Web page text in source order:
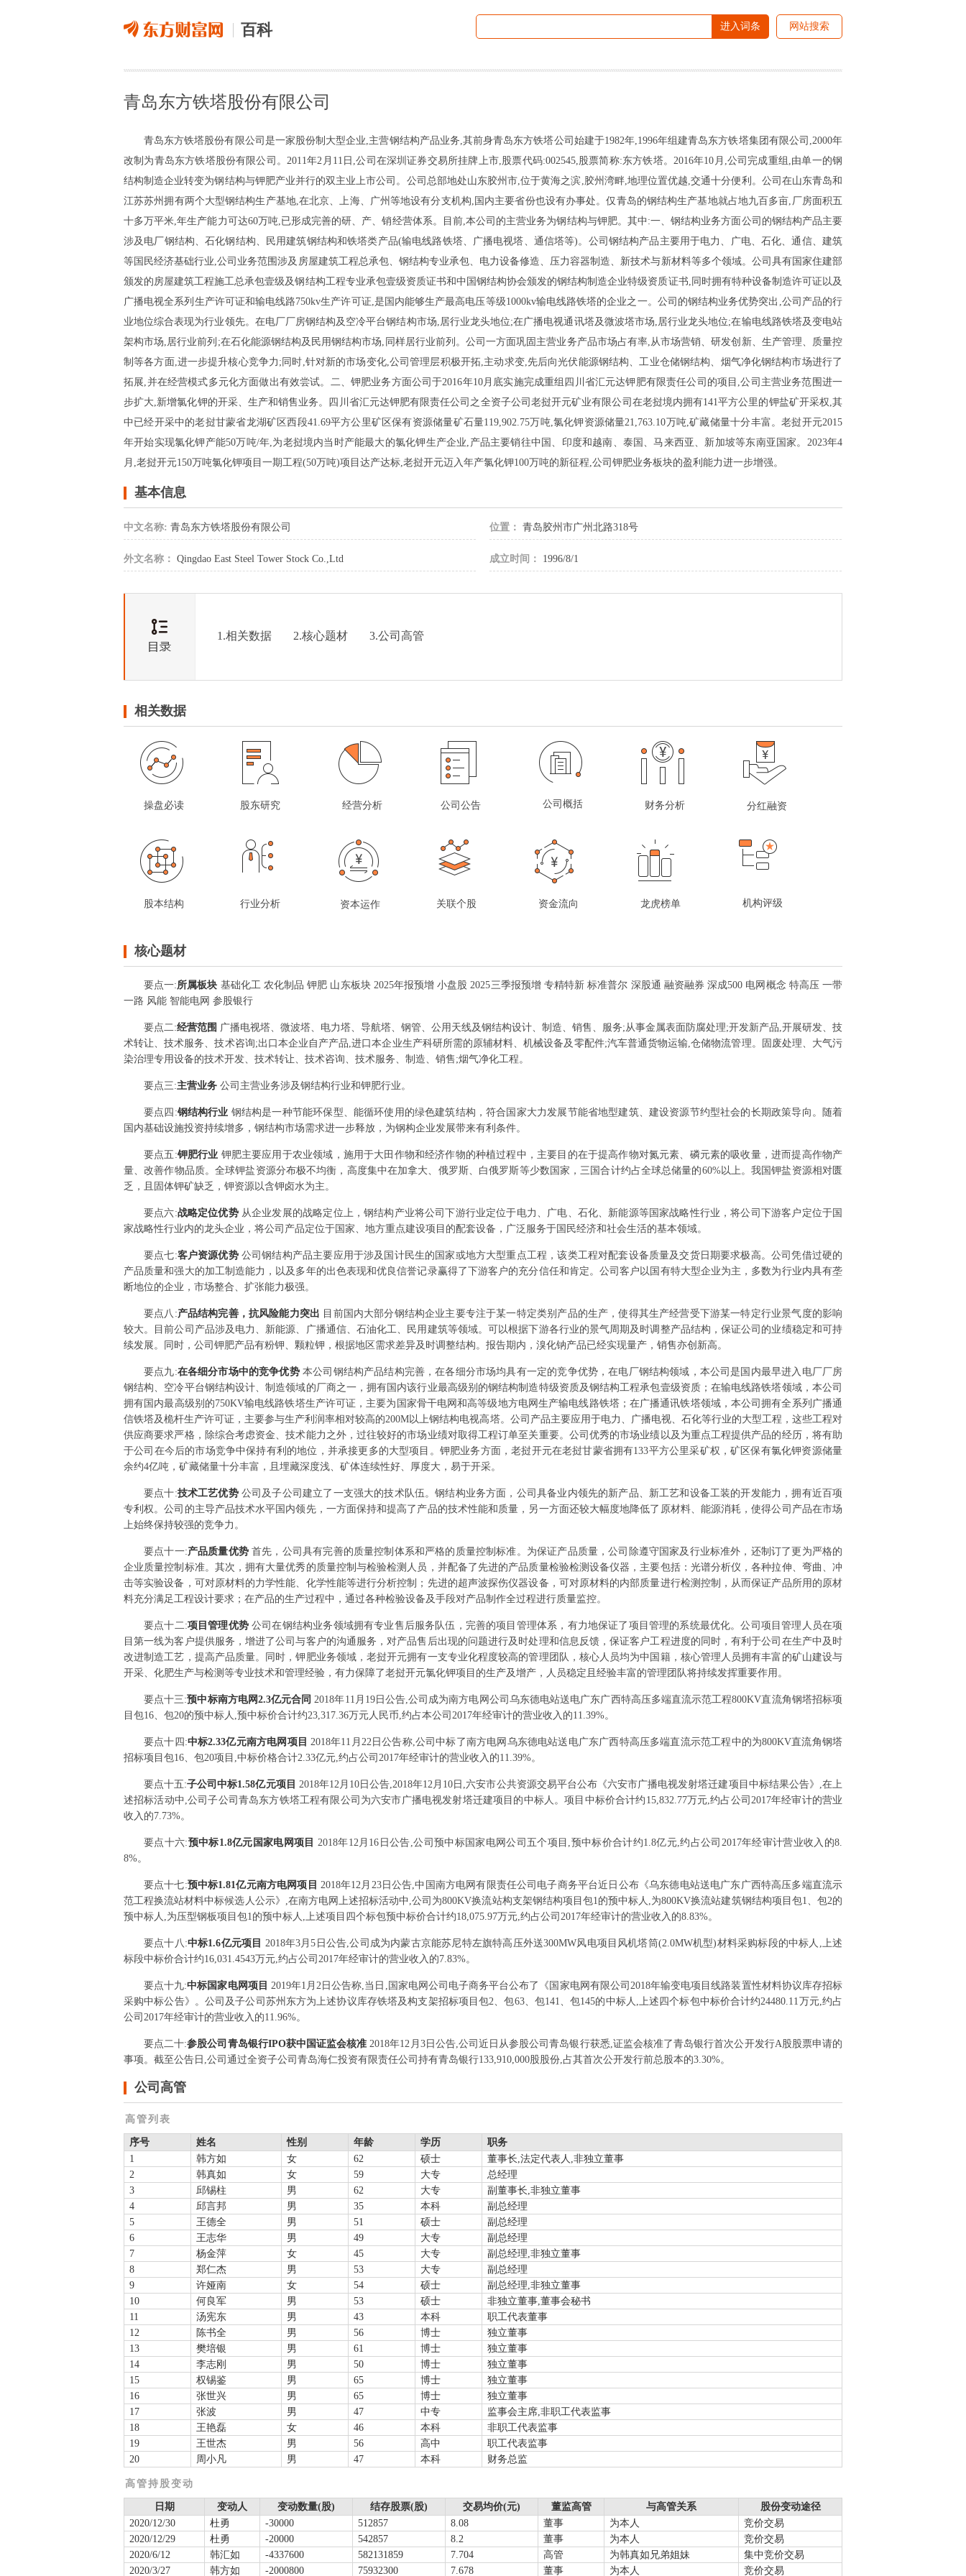
百科 进入词条 网站搜索
青岛东方铁塔股份有限公司
青岛东方铁塔股份有限公司是一家股份制大型企业,主营钢结构产品业务,其前身青岛东方铁塔公司始建于1982年,1996年组建青岛东方铁塔集团有限公司,2000年
改制为青岛东方铁塔股份有限公司。2011年2月11日,公司在深圳证券交易所挂牌上市,股票代码:002545,股票简称:东方铁塔。2016年10月,公司完成重组,由单一的钢
结构制造企业转变为钢结构与钾肥产业并行的双主业上市公司。公司总部地处山东胶州市,位于黄海之滨,胶州湾畔,地理位置优越,交通十分便利。公司在山东青岛和
江苏苏州拥有两个大型钢结构生产基地,在北京、上海、广州等地设有分支机构,国内主要省份也设有办事处。仅青岛的钢结构生产基地就占地九百多亩,厂房面积五
十多万平米,年生产能力可达60万吨,已形成完善的研、产、销经营体系。目前,本公司的主营业务为钢结构与钾肥。其中:一、钢结构业务方面公司的钢结构产品主要
涉及电厂钢结构、石化钢结构、民用建筑钢结构和铁塔类产品(输电线路铁塔、广播电视塔、通信塔等)。公司钢结构产品主要用于电力、广电、石化、通信、建筑
等国民经济基础行业,公司业务范围涉及房屋建筑工程总承包、钢结构专业承包、电力设备修造、压力容器制造、新技术与新材料等多个领域。公司具有国家住建部
颁发的房屋建筑工程施工总承包壹级及钢结构工程专业承包壹级资质证书和中国钢结构协会颁发的钢结构制造企业特级资质证书,同时拥有特种设备制造许可证以及
广播电视全系列生产许可证和输电线路750kv生产许可证,是国内能够生产最高电压等级1000kv输电线路铁塔的企业之一。公司的钢结构业务优势突出,公司产品的行
业地位综合表现为行业领先。在电厂厂房钢结构及空冷平台钢结构市场,居行业龙头地位;在广播电视通讯塔及微波塔市场,居行业龙头地位;在输电线路铁塔及变电站
架构市场,居行业前列;在石化能源钢结构及民用钢结构市场,同样居行业前列。公司一方面巩固主营业务产品市场占有率,从市场营销、研发创新、生产管理、质量控
制等各方面,进一步提升核心竞争力;同时,针对新的市场变化,公司管理层积极开拓,主动求变,先后向光伏能源钢结构、工业仓储钢结构、烟气净化钢结构市场进行了
拓展,并在经营模式多元化方面做出有效尝试。二、钾肥业务方面公司于2016年10月底实施完成重组四川省汇元达钾肥有限责任公司的项目,公司主营业务范围进一
步扩大,新增氯化钾的开采、生产和销售业务。四川省汇元达钾肥有限责任公司之全资子公司老挝开元矿业有限公司在老挝境内拥有141平方公里的钾盐矿开采权,其
中已经开采中的老挝甘蒙省龙湖矿区西段41.69平方公里矿区保有资源储量矿石量119,902.75万吨,氯化钾资源储量21,763.10万吨,矿藏储量十分丰富。老挝开元2015
年开始实现氯化钾产能50万吨/年,为老挝境内当时产能最大的氯化钾生产企业,产品主要销往中国、印度和越南、泰国、马来西亚、新加坡等东南亚国家。2023年4
月,老挝开元150万吨氯化钾项目一期工程(50万吨)项目达产达标,老挝开元迈入年产氯化钾100万吨的新征程,公司钾肥业务板块的盈利能力进一步增强。
基本信息
中文名称: 青岛东方铁塔股份有限公司 位置： 青岛胶州市广州北路318号
外文名称： Qingdao East Steel Tower Stock Co.,Ltd 成立时间： 1996/8/1
1.相关数据 2.核心题材 3.公司高管
相关数据
操盘必读 股东研究 经营分析 公司公告 公司概括 财务分析 分红融资
股本结构 行业分析 资本运作 关联个股 资金流向 龙虎榜单 机构评级
核心题材
要点一:所属板块 基础化工 农化制品 钾肥 山东板块 2025年报预增 小盘股 2025三季报预增 专精特新 标准普尔 深股通 融资融券 深成500 电网概念 特高压 一带
一路 风能 智能电网 参股银行
要点二:经营范围 广播电视塔、微波塔、电力塔、导航塔、钢管、公用天线及钢结构设计、制造、销售、服务;从事金属表面防腐处理;开发新产品,开展研发、技
术转让、技术服务、技术咨询;出口本企业自产产品,进口本企业生产科研所需的原辅材料、机械设备及零配件;汽车普通货物运输,仓储物流管理。固废处理、大气污
染治理专用设备的技术开发、技术转让、技术咨询、技术服务、制造、销售;烟气净化工程。
要点三:主营业务 公司主营业务涉及钢结构行业和钾肥行业。
要点 四 :钢结构行业 钢结构是一种节能环保型、能循环使用的绿色建筑结构，符合国家大力发展节能省地型建筑、建设资源节约型社会的长期政策导向。随着
国内基础设施投资持续增多，钢结构市场需求进一步释放，为钢构企业发展带来有利条件。
要点五 :钾肥行业 钾肥主要应用于农业领域，施用于大田作物和经济作物的种植过程中，主要目的在于提高作物对氮元素、磷元素的吸收量，进而提高作物产
量、改善作物品质。全球钾盐资源分布极不均衡，高度集中在加拿大、俄罗斯、白俄罗斯等少数国家，三国合计约占全球总储量的60%以上。我国钾盐资源相对匮
乏，且固体钾矿缺乏，钾资源以含钾卤水为主。
要点六:战略定位优势 从企业发展的战略定位上，钢结构产业将公司下游行业定位于电力、广电、石化、新能源等国家战略性行业，将公司下游客户定位于国
家战略性行业内的龙头企业，将公司产品定位于国家、地方重点建设项目的配套设备，广泛服务于国民经济和社会生活的基本领域。
要点七:客户资源优势 公司钢结构产品主要应用于涉及国计民生的国家或地方大型重点工程，该类工程对配套设备质量及交货日期要求极高。公司凭借过硬的
产品质量和强大的加工制造能力，以及多年的出色表现和优良信誉记录赢得了下游客户的充分信任和肯定。公司客户以国有特大型企业为主，多数为行业内具有垄
断地位的企业，市场整合、扩张能力极强。
要点 八 :产品结构完善，抗风险能力突出 目前国内大部分钢结构企业主要专注于某一特定类别产品的生产，使得其生产经营受下游某一特定行业景气度的影响
较大。目前公司产品涉及电力、新能源、广播通信、石油化工、民用建筑等领域。可以根据下游各行业的景气周期及时调整产品结构，保证公司的业绩稳定和可持
续发展。同时，公司钾肥产品有粉钾、颗粒钾，根据地区需求差异及时调整结构。报告期内，溴化钠产品已经实现量产，销售亦创新高。
要点九:在各细分市场中的竞争优势 本公司钢结构产品结构完善，在各细分市场均具有一定的竞争优势，在电厂钢结构领域，本公司是国内最早进入电厂厂房
钢结构、空冷平台钢结构设计、制造领域的厂商之一，拥有国内该行业最高级别的钢结构制造特级资质及钢结构工程承包壹级资质；在输电线路铁塔领域，本公司
拥有国内最高级别的750KV输电线路铁塔生产许可证，主要为国家骨干电网和高等级地方电网生产输电线路铁塔；在广播通讯铁塔领域，本公司拥有全系列广播通
信铁塔及桅杆生产许可证，主要参与生产利润率相对较高的200M以上钢结构电视高塔。公司产品主要应用于电力、广播电视、石化等行业的大型工程，这些工程对
供应商要求严格，除综合考虑资金、技术能力之外，过往较好的市场业绩对取得工程订单至关重要。公司优秀的市场业绩以及为重点工程提供产品的经历，将有助
于公司在今后的市场竞争中保持有利的地位，并承接更多的大型项目。钾肥业务方面，老挝开元在老挝甘蒙省拥有133平方公里采矿权，矿区保有氯化钾资源储量
余约4亿吨，矿藏储量十分丰富，且埋藏深度浅、矿体连续性好、厚度大，易于开采。
要点十:技术工艺优势 公司及子公司建立了一支强大的技术队伍。钢结构业务方面，公司具备业内领先的新产品、新工艺和设备工装的开发能力，拥有近百项
专利权。公司的主导产品技术水平国内领先，一方面保持和提高了产品的技术性能和质量，另一方面还较大幅度地降低了原材料、能源消耗，使得公司产品在市场
上始终保持较强的竞争力。
要点十一:产品质量优势首先，公司具有完善的质量控制体系和严格的质量控制标准。为保证产品质量，公司除遵守国家及行业标准外，还制订了更为严格的
企业质量控制标准。其次，拥有大量优秀的质量控制与检验检测人员，并配备了先进的产品质量检验检测设备仪器，主要包括：光谱分析仪，各种拉伸、弯曲、冲
击等实验设备，可对原材料的力学性能、化学性能等进行分析控制；先进的超声波探伤仪器设备，可对原材料的内部质量进行检测控制，从而保证产品所用的原材
料充分满足工程设计要求；在产品的生产过程中，通过各种检验设备及手段对产品制作全过程进行质量监控。
要点十二:项目管理优势公司在钢结构业务领域拥有专业售后服务队伍，完善的项目管理体系，有力地保证了项目管理的系统最优化。公司项目管理人员在项
目第一线为客户提供服务，增进了公司与客户的沟通服务，对产品售后出现的问题进行及时处理和信息反馈，保证客户工程进度的同时，有利于公司在生产中及时
改进制造工艺，提高产品质量。同时，钾肥业务领域，老挝开元拥有一支专业化程度较高的管理团队，核心人员均为中国籍，核心管理人员拥有丰富的矿山建设与
开采、化肥生产与检测等专业技术和管理经验，有力保障了老挝开元氯化钾项目的生产及增产，人员稳定且经验丰富的管理团队将持续发挥重要作用。
要点十三:预中标南方电网2.3亿元合同2018年11月19日公告,公司成为南方电网公司乌东德电站送电广东广西特高压多端直流示范工程800KV直流角钢塔招标项
目包16、包20的预中标人,预中标价合计约23,317.36万元人民币,约占本公司2017年经审计的营业收入的11.39%。
要点十四 :中标2.33亿元南方电网项目2018年11月22日公告称,公司中标了南方电网乌东德电站送电广东广西特高压多端直流示范工程中的为800KV直流角钢塔
招标项目包16、包20项目,中标价格合计2.33亿元,约占公司2017年经审计的营业收入的11.39%。
要点十五:子公司中标1.58亿元项目 2018年12月10日公告,2018年12月10日,六安市公共资源交易平台公布《六安市广播电视发射塔迁建项目中标结果公告》,在上
述招标活动中,公司子公司青岛东方铁塔工程有限公司为六安市广播电视发射塔迁建项目的中标人。项目中标价合计约15,832.77万元,约占公司2017年经审计的营业
收入的7.73%。
要点十六:预中标1.8亿元国家电网项目2018年12月16日公告,公司预中标国家电网公司五个项目,预中标价合计约1.8亿元,约占公司2017年经审计营业收入的8.
8%。
要点十七:预中标1.81亿元南方电网项目 2018年12月23日公告,中国南方电网有限责任公司电子商务平台近日公布《乌东德电站送电广东广西特高压多端直流示
范工程换流站材料中标候选人公示》,在南方电网上述招标活动中,公司为800KV换流站构支架钢结构项目包1的预中标人,为800KV换流站建筑钢结构项目包1、包2的
预中标人,为压型钢板项目包1的预中标人,上述项目四个标包预中标价合计约18,075.97万元,约占公司2017年经审计的营业收入的8.83%。
要点十八 :中标1.6亿元项目 2018年3月5日公告,公司成为内蒙古京能苏尼特左旗特高压外送300MW风电项目风机塔筒(2.0MW机型)材料采购标段的中标人,上述
标段中标价合计约16,031.4543万元,约占公司2017年经审计的营业收入的7.83%。
要点十九:中标国家电网项目 2019年1月2日公告称,当日,国家电网公司电子商务平台公布了《国家电网有限公司2018年输变电项目线路装置性材料协议库存招标
采购中标公告》。公司及子公司苏州东方为上述协议库存铁塔及构支架招标项目包2、包63、包141、包145的中标人,上述四个标包中标价合计约24480.11万元,约占
公司2017年经审计的营业收入的11.96%。
要点二十:参股公司青岛银行IPO获中国证监会核准2018年12月3日公告,公司近日从参股公司青岛银行获悉,证监会核准了青岛银行首次公开发行A股股票申请的
事项。截至公告日,公司通过全资子公司青岛海仁投资有限责任公司持有青岛银行133,910,000股股份,占其首次公开发行前总股本的3.30%。
公司高管
高管列表
序号 姓名 性别 年龄 学历
职务
1
韩方如 女 62 硕士
董事长,法定代表人,非独立董事
2
韩真如 女 59 大专
总经理
3
邱锡柱 男 62 大专
副董事长,非独立董事
4
邱言邦 男 35 本科
副总经理
5
王德全 男 51 硕士
副总经理
6
王志华 男 49 大专
副总经理
7
杨金萍 女 45 大专
副总经理,非独立董事
8
郑仁杰 男 53 大专
副总经理
9
许娅南 女 54 硕士
副总经理,非独立董事
10
何良军 男 53 硕士
非独立董事,董事会秘书
11
汤宪东 男 43 本科
职工代表董事
12
陈书全 男 56 博士
独立董事
13
樊培银 男 61 博士
独立董事
14
李志刚 男 50 博士
独立董事
15
权锡鉴 男 65 博士
独立董事
16
张世兴 男 65 博士
独立董事
17
张波 男 47 中专
监事会主席,非职工代表监事
18
王艳磊 女 46 本科
非职工代表监事
19
王世杰 男 56 高中
职工代表监事
20
周小凡 男 47 本科 财务总监
高管持股变动
日期 变动人 变动数量(股) 结存股票(股) 交易均价(元) 董监高管 与高管关系
股份变动途径
2020/12/30
杜勇 -30000 512857 8.08 董事 为本人
竞价交易
2020/12/29
杜勇 -20000 542857 8.2 董事 为本人
竞价交易
2020/6/12
韩汇如 -4337600 582131859 7.704 高管 为韩真如兄弟姐妹
集中竞价交易
2020/3/27
韩方如 -2000800 75932300 7.678 董事 为本人 竞价交易